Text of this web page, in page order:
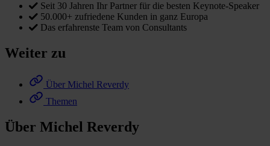
Seit 30 Jahren Ihr Partner für die besten Keynote-Speaker
50.000+ zufriedene Kunden in ganz Europa
Das erfahrenste Team von Consultants
Weiter zu
Über Michel Reverdy
Themen
Über Michel Reverdy